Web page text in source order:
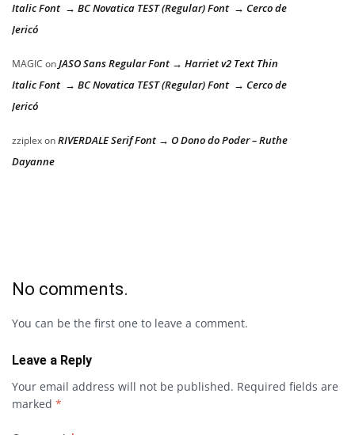
Italic Font → BC Novatica TEST (Regular) Font → Cerco de
Jericó
MAGIC onJASO Sans Regular Font → Harriet v2 Text Thin
Italic Font → BC Novatica TEST (Regular) Font → Cerco de
Jericó
zziplexonRIVERDALE Serif Font → O Dono do Poder – Ruthe
Dayanne
No comments.
You can be the first one to leave a comment.
Leave a Reply
Your email address will not be published. Required fields are
marked *